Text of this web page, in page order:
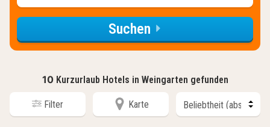
Suchen
10 Kurzurlaub Hotels in Weingarten gefunden
Filter Karte